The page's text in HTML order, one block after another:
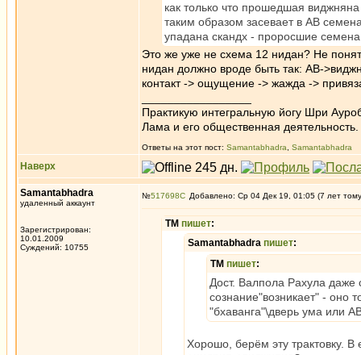
как только что прошедшая
таким образом засевает в АВ
упадана скандх - проросшие
Это же уже не схема 12 нидан? Не
нидан должно вроде быть так: АВ-
контакт -> ощущение -> жажда ->
Практикую интегральную йогу Шри
Лама и его общественная деятельность.
Ответы на этот пост: Samantabhadra Samantabhadra
Наверх
Samantabhadra
удаленный аккаунт
Зарегистрирован:
10.01.2009
Суждений: 10755
№517698 Добавлено: Ср 04 Дек 19, 01:05 (7 лет
ТМ пишет:
Samantabhadra пишет:
ТМ пишет:
Дост. Валпола Рахула даже
сознание"возникает" - оно
"бхаванга"\дверь ума или
Хорошо, берём эту трактовку.